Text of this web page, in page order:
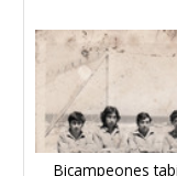
Bicampeones